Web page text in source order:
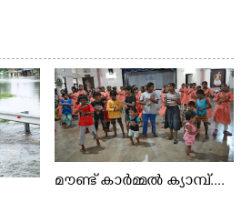
മൗണ്ട് കാർമ്മൽ ക്യാമ്പ്....